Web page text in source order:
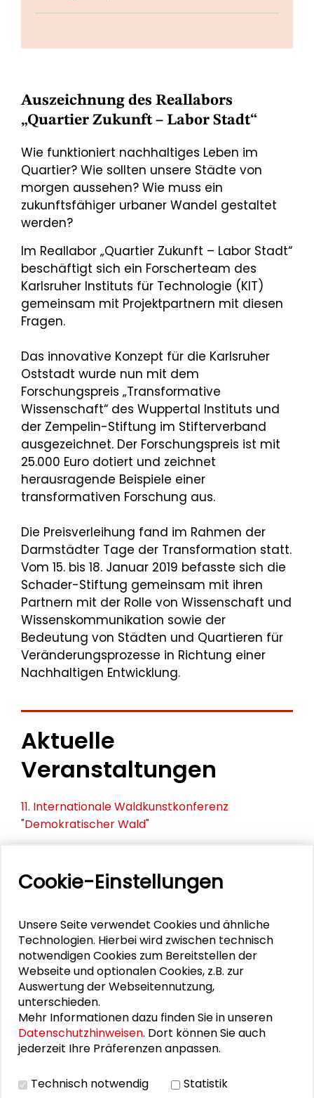
Auszeichnung des Reallabors
„Quartier Zukunft – Labor Stadt“
Wie funktioniert nachhaltiges Leben im
Quartier? Wie sollten unsere Städte von
morgen aussehen? Wie muss ein
zukunftsfähiger urbaner Wandel gestaltet
werden?
Im Reallabor „Quartier Zukunft – Labor Stadt“
beschäftigt sich ein Forscherteam des
Karlsruher Instituts für Technologie (KIT)
gemeinsam mit Projektpartnern mit diesen
Fragen.
Das innovative Konzept für die Karlsruher
Oststadt wurde nun mit dem
Forschungspreis „Transformative
Wissenschaft“ des Wuppertal Instituts und
der Zempelin-Stiftung im Stifterverband
ausgezeichnet. Der Forschungspreis ist mit
25.000 Euro dotiert und zeichnet
herausragende Beispiele einer
transformativen Forschung aus.
Die Preisverleihung fand im Rahmen der
Darmstädter Tage der Transformation statt.
Vom 15. bis 18. Januar 2019 befasste sich die
Schader-Stiftung gemeinsam mit ihren
Partnern mit der Rolle von Wissenschaft und
Wissenskommunikation sowie der
Bedeutung von Städten und Quartieren für
Veränderungsprozesse in Richtung einer
Nachhaltigen Entwicklung.
Aktuelle
Veranstaltungen
11. Internationale Waldkunstkonferenz
"Demokratischer Wald"
Zusammen mehr erreichen – Zukunftsbündnis im
Schader-Festival 2026
25. Runder Tisch Wissenschaftsstadt Darmstadt
DOWNLOADS
Programm Preisverleihung
Cookie-Einstellungen
Unsere Seite verwendet Cookies und ähnliche
Technologien. Hierbei wird zwischen technisch
notwendigen Cookies zum Bereitstellen der
Webseite und optionalen Cookies, z.B. zur
Auswertung der Webseitennutzung,
unterschieden.
Mehr Informationen dazu finden Sie in unseren
Datenschutzhinweisen. Dort können Sie auch
jederzeit Ihre Präferenzen anpassen.
Technisch notwendig Statistik